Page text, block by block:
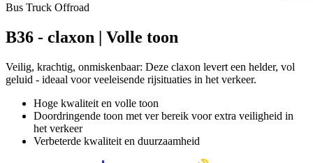
Bus Truck Offroad
B36 - claxon | Volle toon
Veilig, krachtig, onmiskenbaar: Deze claxon levert een helder, vol
geluid - ideaal voor veeleisende rijsituaties in het verkeer.
Hoge kwaliteit en volle toon
Doordringende toon met ver bereik voor extra veiligheid in
het verkeer
Verbeterde kwaliteit en duurzaamheid